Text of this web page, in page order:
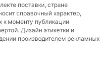
поставки, стране
справочный характер,
к моменту публикации
Дизайн этикетки и
производителем рекламных